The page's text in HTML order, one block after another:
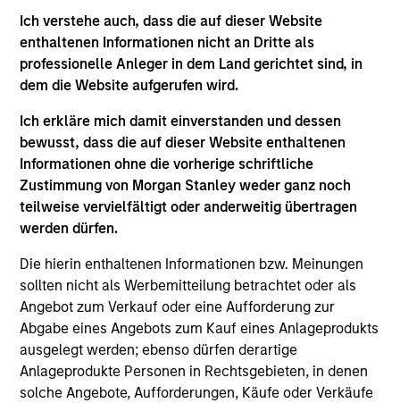
Ich verstehe auch, dass die auf dieser Website
enthaltenen Informationen nicht an Dritte als
professionelle Anleger in dem Land gerichtet sind, in
dem die Website aufgerufen wird.
Ich erkläre mich damit einverstanden und dessen
bewusst, dass die auf dieser Website enthaltenen
Informationen ohne die vorherige schriftliche
Zustimmung von Morgan Stanley weder ganz noch
teilweise vervielfältigt oder anderweitig übertragen
werden dürfen.
Die hierin enthaltenen Informationen bzw. Meinungen
sollten nicht als Werbemitteilung betrachtet oder als
Angebot zum Verkauf oder eine Aufforderung zur
Abgabe eines Angebots zum Kauf eines Anlageprodukts
ausgelegt werden; ebenso dürfen derartige
Anlageprodukte Personen in Rechtsgebieten, in denen
solche Angebote, Aufforderungen, Käufe oder Verkäufe
und Lösungen in Bereichen wie ökologische
Nachhaltigkeit und Ressourceneffizienz, Vielfalt,
Gerechtigkeit und Inklusion, Menschenrechte,
Produktverantwortung, Personalmanagement und
transparenten Betrieb anbieten oder bei der
Steuerung von finanziell wesentlichen
ökologischen oder gesellschaftlichen Risiken und
Chancen führend sind. Diese fonds berücksichtigt
außerdem die langfristigen
Klimaabkommens und die Förderung von Vielfalt,
Gerechtigkeit und Inklusion.
Der Wert der Anlagen und der durch diese erzielte
Ertrag unterliegen Schwankungen. Zudem kann